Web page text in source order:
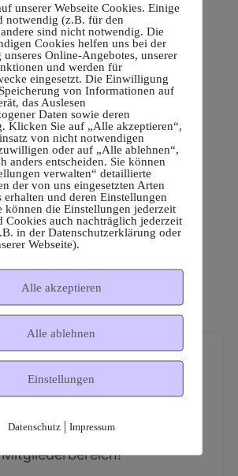
ist ein geschützter
Mitgliederbereich!
unserer Webseite Cookies. Einige
notwendig (z.B. für den
sind nicht notwendig. Die
Cookies helfen uns bei der
Online-Angebotes, unserer
und werden für
eingesetzt. Die Einwilligung
von Informationen auf
das Auslesen
Daten sowie deren
Klicken Sie auf „Alle akzeptieren“,
von nicht notwendigen
oder auf „Alle ablehnen“,
anders entscheiden. Sie können
verwalten“ detaillierte
der von uns eingesetzten Arten
erhalten und deren Einstellungen
können die Einstellungen jederzeit
Cookies auch nachträglich jederzeit
in der Datenschutzerklärung oder
Webseite).
Alle akzeptieren
Alle ablehnen
Einstellungen
Datenschutz| Impressum